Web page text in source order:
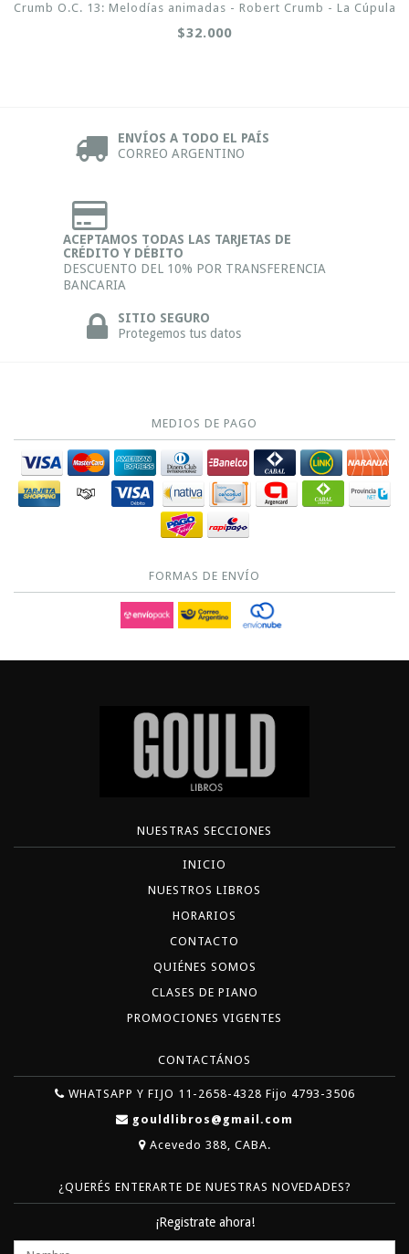
Crumb O.C. 13: Melodías animadas - Robert Crumb - La Cúpula
$32.000
ENVÍOS A TODO EL PAÍS
CORREO ARGENTINO
ACEPTAMOS TODAS LAS TARJETAS DE
CRÉDITO Y DÉBITO
DESCUENTO DEL 10% POR TRANSFERENCIA
BANCARIA
SITIO SEGURO
Protegemos tus datos
MEDIOS DE PAGO
FORMAS DE ENVÍO
NUESTRAS SECCIONES
INICIO
NUESTROS LIBROS
HORARIOS
CONTACTO
QUIÉNES SOMOS
CLASES DE PIANO
PROMOCIONES VIGENTES
CONTACTÁNOS
WHATSAPP Y FIJO 11-2658-4328 Fijo 4793-3506
gouldlibros@gmail.com
Acevedo 388, CABA.
¿QUERÉS ENTERARTE DE NUESTRAS NOVEDADES?
¡Registrate ahora!